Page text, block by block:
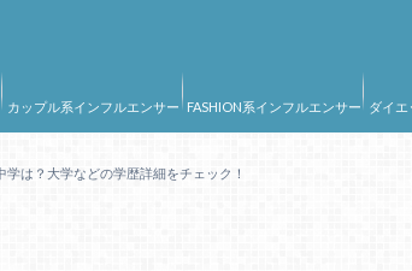
カップル系インフルエンサー FASHION系インフルエンサー ダイエ
は？大学などの学歴詳細をチェック！